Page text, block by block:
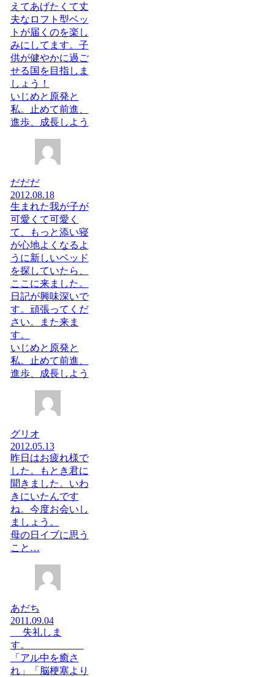
えてあげたくて丈
夫なロフト型ベッ
トが届くのを楽し
みにしてます。子
供が健やかに過ご
せる国を目指しま
しょう！
いじめと原発と
私。止めて前進、
進歩、成長しよう
だだだ
2012.08.18
生まれた我が子が
可愛くて可愛く
て、もっと添い寝
が心地よくなるよ
うに新しいベッド
を探していたら、
ここに来ました。
日記が興味深いで
す。頑張ってくだ
さい。また来ま
す。
いじめと原発と
私。止めて前進、
進歩、成長しよう
グリオ
2012.05.13
昨日はお疲れ様で
した。もとき君に
聞きました。いわ
きにいたんです
ね。今度お会いし
ましょう。
母の日イブに思う
こと…
あだち
2011.09.04
失礼しま
す。
「アル中を癒さ
れ」「脳梗塞より